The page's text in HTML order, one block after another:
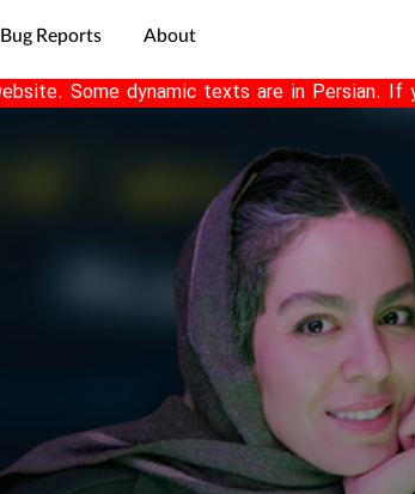
Bug Reports About
Some dynamic texts are in Persian. If